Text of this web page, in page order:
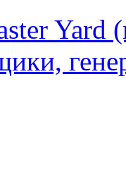
Yard